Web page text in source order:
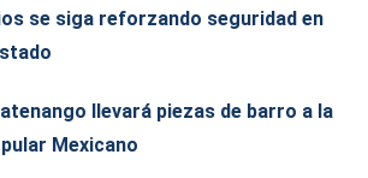
se siga reforzando seguridad en
llevará piezas de barro a la
Mexicano